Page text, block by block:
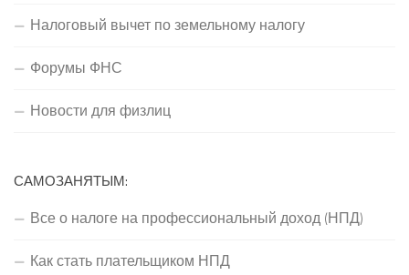
Налоговый вычет по земельному налогу
Форумы ФНС
Новости для физлиц
САМОЗАНЯТЫМ:
Все о налоге на профессиональный доход (НПД)
Как стать плательщиком НПД